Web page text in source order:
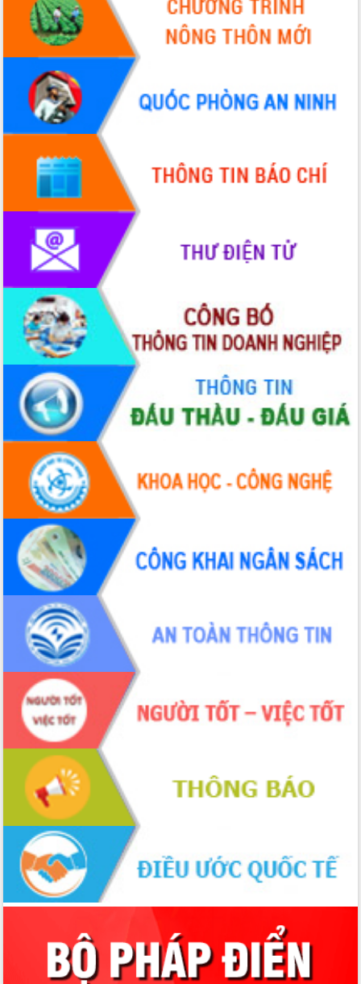
Khơi thông điểm nghẽn, đẩy nhanh
giải ngân vốn khắc phục thiên tai
HĐND tỉnh thông qua điều chỉnh Quy
hoạch tỉnh thời kỳ 2021-2030
Hội thảo góp ý hồ sơ điều chỉnh quy
hoạch tỉnh Đắk Lắk thời kỳ 2021-2030,
tầm nhìn đến năm 2050
Nâng cao hiệu quả hoạt động của các
doanh nghiệp nhà nước
Hội nghị triển khai kết nối mạng
truyền số liệu chuyên dùng phục vụ cơ
quan Đảng, Nhà nước
Lễ phát động chuỗi hoạt động chung
tay làm sạch môi trường
Xã Ea Kar bước chuyển mình trong
công tác cải cách hành chính mô hình
mới
UBND tỉnh họp báo định kỳ tháng 4
năm 2026
Hội thảo khoa học “Giải pháp thúc đẩy
phát triển nền kinh tế xanh tại tỉnh
Đắk Lắk”
Tăng cường giám sát, đôn đốc thực
hiện nhiệm vụ quản lý tài sản công
hàng tuần
Tháo gỡ những vướng mắc, đẩy mạnh
công tác cải cách thủ tục hành chính
tại Trung tâm Phục vụ hành chính
công tỉnh
Đắk Lắk: Tôn vinh 46 giải pháp tại Hội
thi Sáng tạo Kỹ thuật 2024 - 2025
Đắk Lắk rà soát, điều chỉnh Đề án 190
về phát triển nuôi trồng thủy sản
Phó Chủ tịch UBND tỉnh Đắk Lắk
Trương Công Thái kiểm tra thực địa
Dự án cao tốc Khánh Hòa - Buôn Ma
Thuột
Định vị cà phê Việt Nam như một “di
sản sống” trong dòng chảy toàn cầu
Xây dựng nông thôn mới: Nâng cao đời
sống người dân từ những mô hình thiết
Quyết liệt tháo gỡ vướng mắc, đẩy
nhanh tiến độ các dự án trọng điểm
trong Khu kinh tế Nam Phú Yên
Hòn Yến phát triển du lịch gắn với bảo
tồn biển
Lấy ý kiến điều chỉnh Quy hoạch tỉnh
Đắk Lắk thời kỳ 2021-2030, tầm nhìn
đến năm 2050
giải phóng mặt bằng Tuyến đường bộ
Đắk Lắk nỗ lực thúc đẩy tăng trưởng